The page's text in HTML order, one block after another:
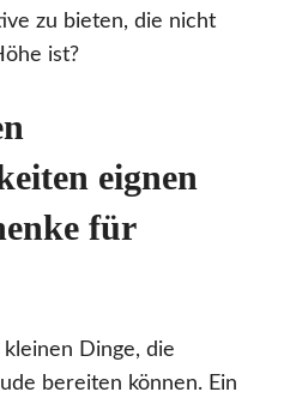
zu bieten, die nicht
ist?
eignen
für
Dinge, die
bereiten können. Ein